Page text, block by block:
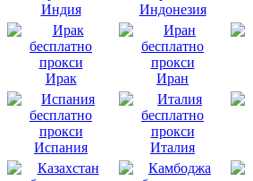
Индия Индонезия
Ирак Иран
Испания Италия